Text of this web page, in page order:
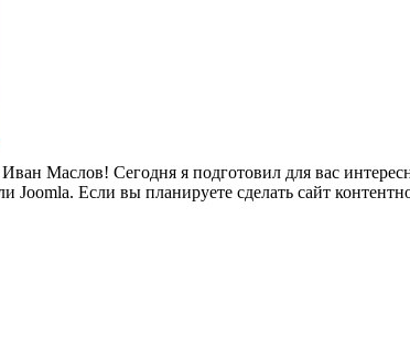
Маслов! Сегодня я подготовил для вас
Joomla. Если вы планируете сделать сайт